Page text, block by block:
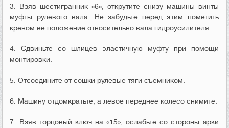
3. Взяв шестигранник «6», открутите снизу машины винты
муфты рулевого вала. Не забудьте перед этим пометить
креном её положение относительно вала гидроусилителя.
4. Сдвиньте со шлицев эластичную муфту при помощи
монтировки.
5. Отсоедините от сошки рулевые тяги съёмником.
6. Машину отдомкратьте, а левое переднее колесо снимите.
7. Взяв торцовый ключ на «15», ослабьте со стороны арки